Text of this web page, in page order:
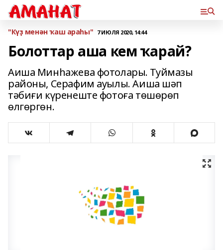
"Күҙ менән ҡаш араһы" 7 ИЮЛЯ 2020, 14:44
Болоттар аша кем ҡарай?
Аиша Минһажева фотолары. Туймазы
районы, Серафим ауылы. Аиша шәп
тәбиғи күренеште фотоға төшөрөп
өлгөргөн.